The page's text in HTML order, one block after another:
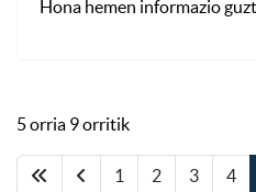
Hona hemen informazio
5 orria 9 orritik
1 2 3 4